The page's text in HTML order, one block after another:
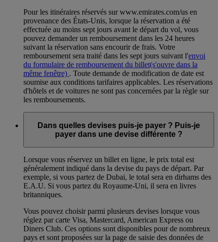
Pour les itinéraires réservés sur www.emirates.com/us en
provenance des États-Unis, lorsque la réservation a été
effectuée au moins sept jours avant le départ du vol, vous
pouvez demander un remboursement dans les 24 heures
suivant la réservation sans encourir de frais. Votre
remboursement sera traité dans les sept jours suivant l'envoi
du formulaire de remboursement du billet(s'ouvre dans la
même fenêtre) . Toute demande de modification de date est
soumise aux conditions tarifaires applicables. Les réservations
d'hôtels et de voitures ne sont pas concernées par la règle sur
les remboursements.
Dans quelles devises puis-je payer ? Puis-je
payer dans une devise différente ?
Lorsque vous réservez un billet en ligne, le prix total est
généralement indiqué dans la devise du pays de départ. Par
exemple, si vous partez de Dubai, le total sera en dirhams des
E.A.U. Si vous partez du Royaume-Uni, il sera en livres
britanniques.
Vous pouvez choisir parmi plusieurs devises lorsque vous
réglez par carte Visa, Mastercard, American Express ou
Diners Club. Ces options sont disponibles pour de nombreux
pays et sont proposées sur la page de saisie des données de